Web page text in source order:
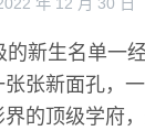
的新生名单一
张张新面孔，
的顶级学府